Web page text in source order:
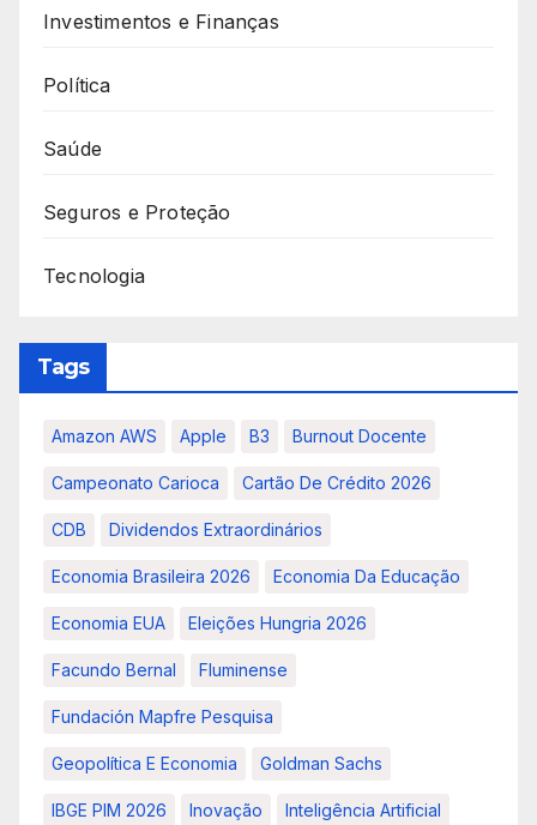
Investimentos e Finanças
Política
Saúde
Seguros e Proteção
Tecnologia
Tags
Amazon AWS Apple B3 Burnout Docente
Campeonato Carioca Cartão De Crédito 2026
CDB Dividendos Extraordinários
Economia Brasileira 2026 Economia Da Educação
Economia EUA Eleições Hungria 2026
Facundo Bernal Fluminense
Fundación Mapfre Pesquisa
Geopolítica E Economia Goldman Sachs
IBGE PIM 2026 Inovação Inteligência Artificial